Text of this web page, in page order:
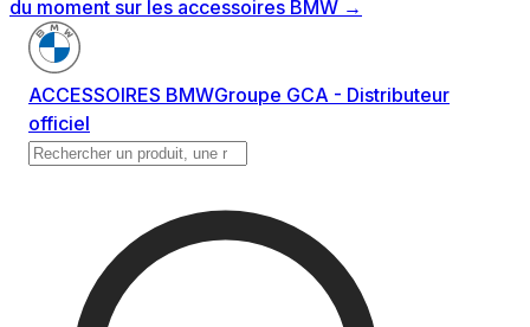
du moment sur les accessoires BMW →
ACCESSOIRES BMWGroupe GCA - Distributeur
officiel